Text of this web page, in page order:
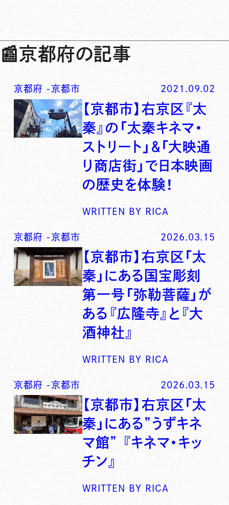
📰京都府の記事
京都府 -京都市 2021.09.02
【京都市】右京区『太
秦』の「太秦キネマ・
ストリート」＆「大映通
り商店街」で日本映画
の歴史を体験！
WRITTEN BY RICA
京都府 -京都市 2026.03.15
【京都市】右京区「太
秦」にある国宝彫刻
第一号「弥勒菩薩」が
ある『広隆寺』と『大
酒神社』
WRITTEN BY RICA
京都府 -京都市 2026.03.15
【京都市】右京区「太
秦」にある”うずキネ
マ館” 『キネマ・キッ
チン』
WRITTEN BY RICA